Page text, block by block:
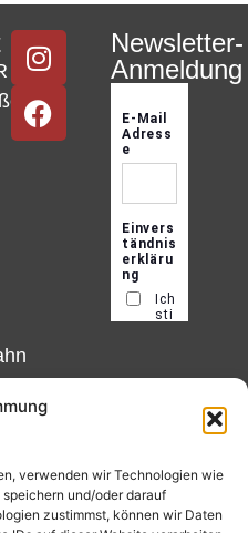
verwenden wir Technologien wie
und/oder darauf
zustimmst, können wir Daten
Newsletter-
Anmeldung